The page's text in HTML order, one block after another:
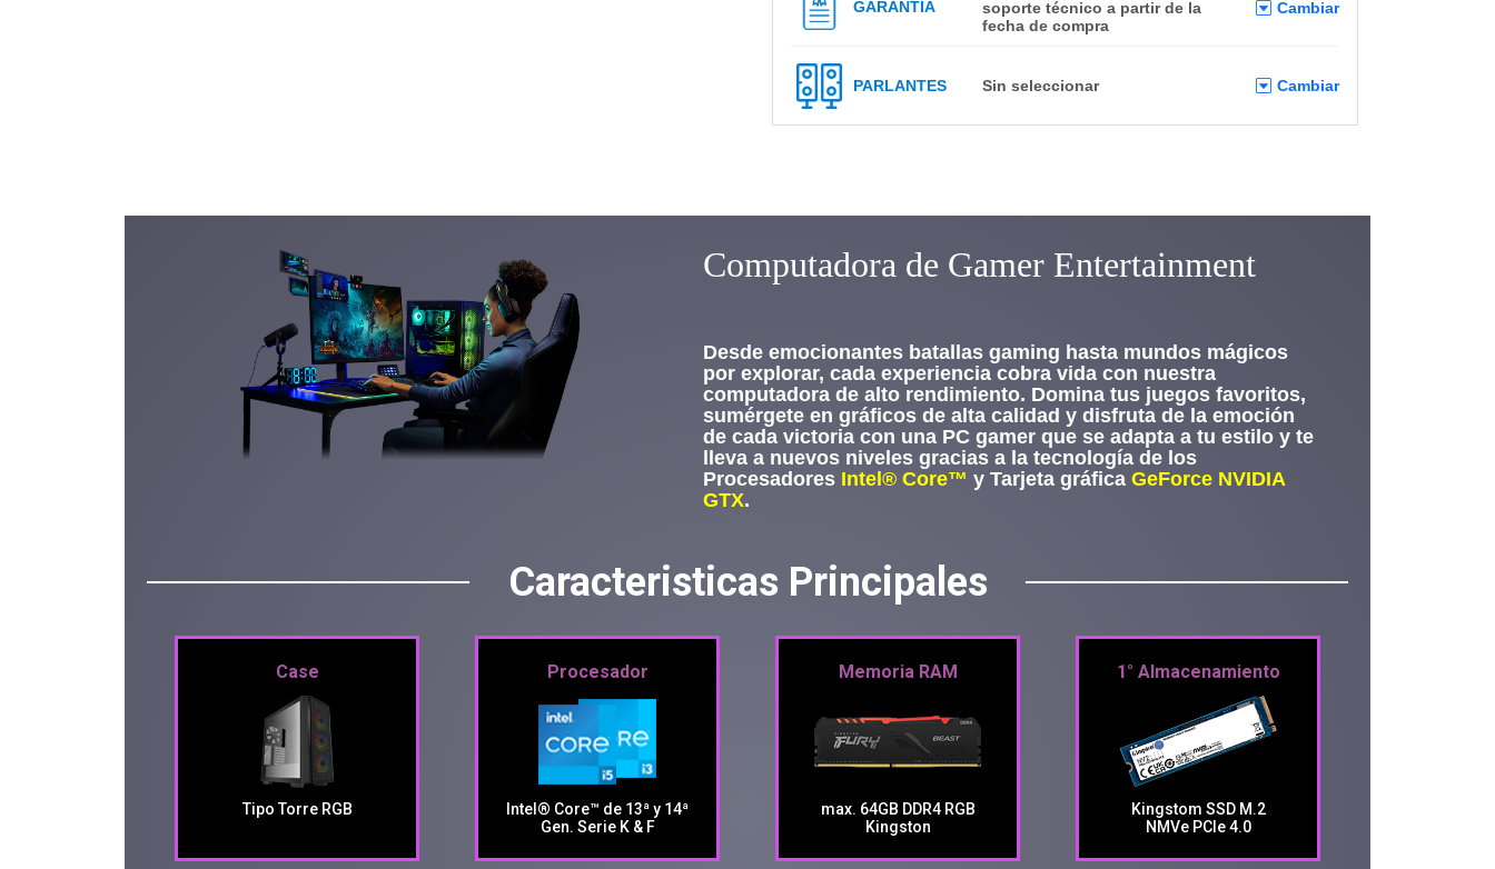
GARANTÍA
1 año de garantía limitada con
Sin seleccionar
Sin seleccionar
Sin seleccionar
Sin seleccionar
GARANTÍA
soporte técnico a partir de la
fecha de compra
Cambiar
PARLANTES Sin seleccionar Cambiar
Computadora de Gamer Entertainment
Desde emocionantes batallas gaming hasta mundos mágicos
por explorar, cada experiencia cobra vida con nuestra
computadora de alto rendimiento. Domina tus juegos favoritos,
sumérgete en gráficos de alta calidad y disfruta de la emoción
de cada victoria con una PC gamer que se adapta a tu estilo y te
lleva a nuevos niveles gracias a la tecnología de los
Procesadores Intel® Core™ y Tarjeta gráfica GeForce NVIDIA
GTX.
Caracteristicas Principales
Case
Tipo Torre RGB
Procesador
Intel® Core™ de 13ª y 14ª
Gen. Serie K & F
Memoria RAM
max. 64GB DDR4 RGB
Kingston
1° Almacenamiento
Kingstom SSD M.2
NMVe PCIe 4.0